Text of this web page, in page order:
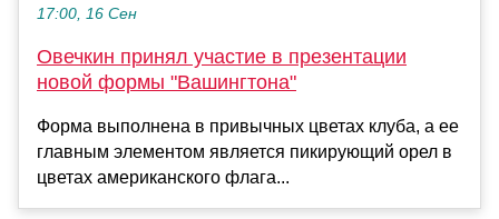
17:00, 16 Сен
Овечкин принял участие в презентации
новой формы "Вашингтона"
Форма выполнена в привычных цветах клуба, а ее
главным элементом является пикирующий орел в
цветах американского флага...